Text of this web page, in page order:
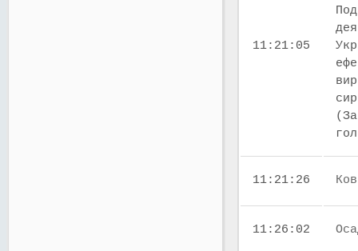
11:21:05
11:21:26
11:26:02